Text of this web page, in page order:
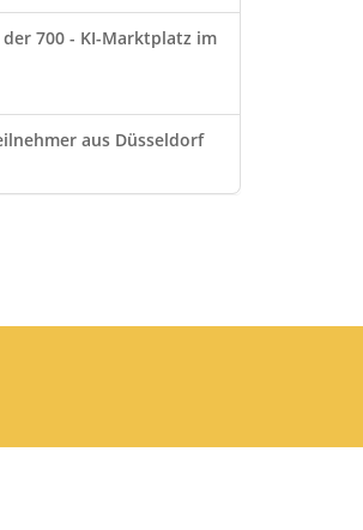
700 - KI-Marktplatz im
aus Düsseldorf